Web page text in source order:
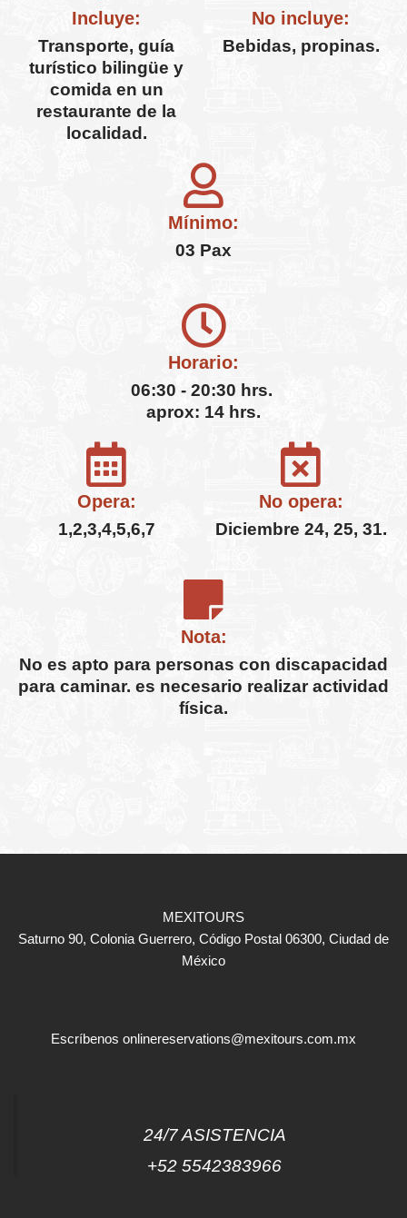
Incluye:
Transporte, guía
turístico bilingüe y
comida en un
restaurante de la
localidad.
No incluye:
Bebidas, propinas.
Mínimo:
03 Pax
Horario:
06:30 - 20:30 hrs.
aprox: 14 hrs.
Opera:
1,2,3,4,5,6,7
No opera:
Diciembre 24, 25, 31.
Nota:
No es apto para personas con discapacidad
para caminar. es necesario realizar actividad
física.
MEXITOURS
Saturno 90, Colonia Guerrero, Código Postal 06300, Ciudad de
México
Escríbenos onlinereservations@mexitours.com.mx
24/7 ASISTENCIA
+52 5542383966